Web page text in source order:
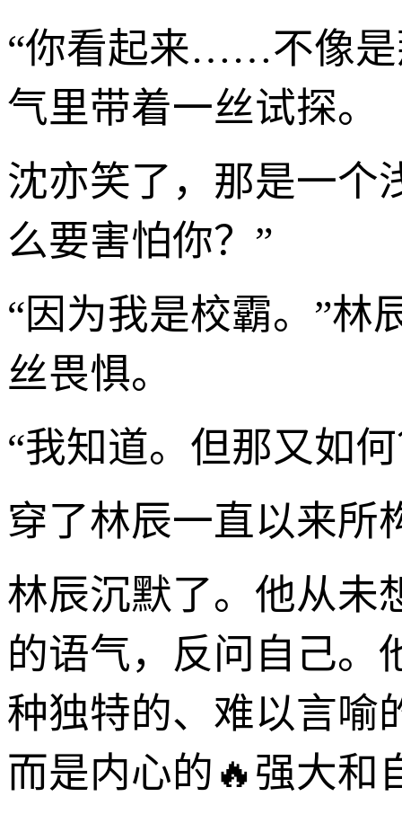
“你看起来……不像是
气里带着一丝试探。
沈亦笑了，那是一个
么要害怕你？”
“因为我是校霸。”林
丝畏惧。
“我知道。但那又如
穿了林辰一直以来所
林辰沉默了。他从未
的语气，反问自己。
种独特的、难以言喻
而是内心的🔥强大和